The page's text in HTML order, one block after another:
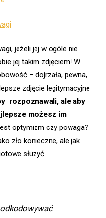
jeżeli jej w ogóle nie
jej takim zdjęciem! W
– dojrzała, pewna,
zdjęcie legitymacyjne
rozpoznawali, ale aby
możesz im
optymizm czy powaga?
zło konieczne, ale jak
służyć.